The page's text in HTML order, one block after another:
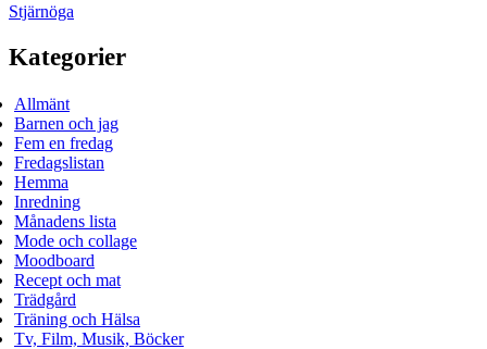
Stjärnöga
Kategorier
Allmänt
Barnen och jag
Fem en fredag
Fredagslistan
Hemma
Inredning
Månadens lista
Mode och collage
Moodboard
Recept och mat
Trädgård
Träning och Hälsa
Tv, Film, Musik, Böcker